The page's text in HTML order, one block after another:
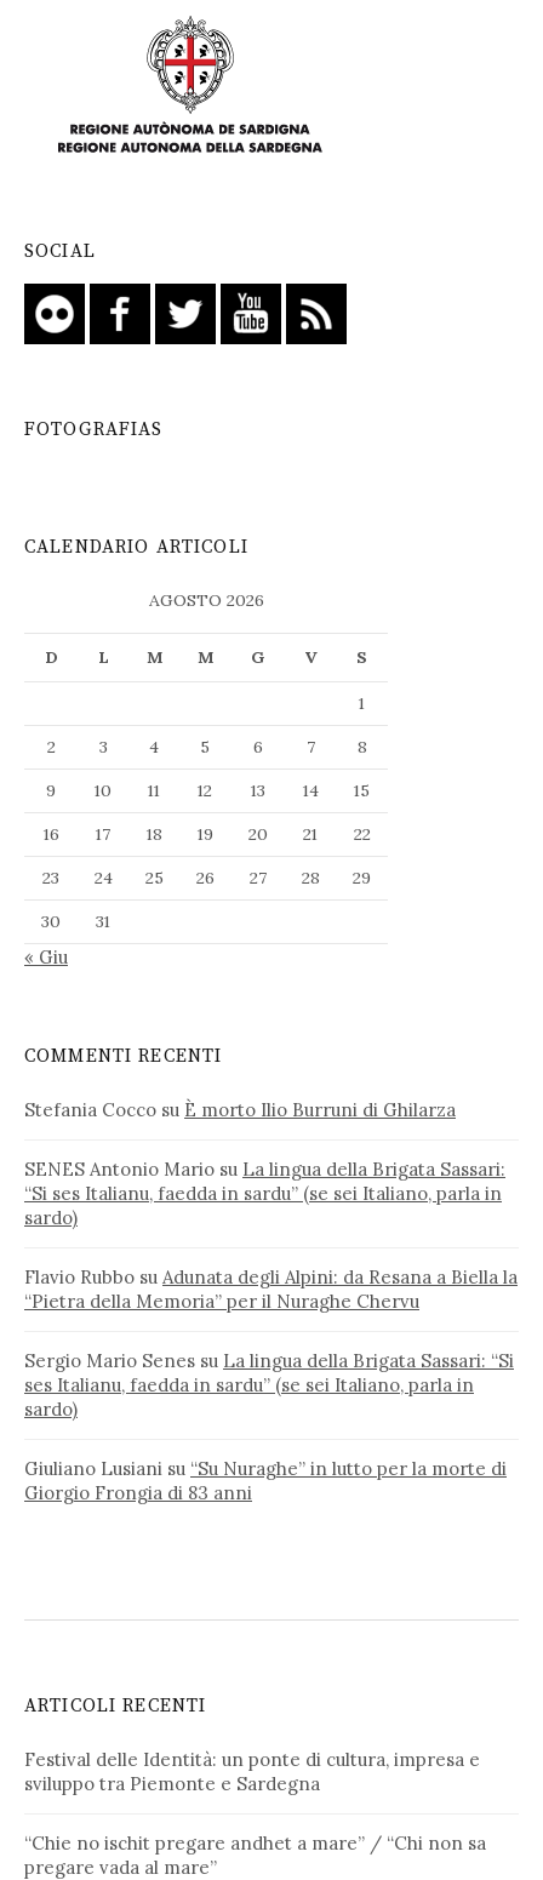
SOCIAL
FOTOGRAFIAS
CALENDARIO ARTICOLI
AGOSTO 2026
D L M M G V S
1
2
3 4 5 6 7
8
9
10 11 12 13 14
15
16
17 18 19 20 21
22
23
24 25 26 27 28
29
30
31
« Giu
COMMENTI RECENTI
Stefania Cocco su È morto Ilio Burruni di Ghilarza
SENES Antonio Mario su La lingua della Brigata Sassari:
“Si ses Italianu, faedda in sardu” (se sei Italiano, parla in
sardo)
Flavio Rubbo su Adunata degli Alpini: da Resana a Biella la
“Pietra della Memoria” per il Nuraghe Chervu
Sergio Mario Senes su La lingua della Brigata Sassari: “Si
ses Italianu, faedda in sardu” (se sei Italiano, parla in
sardo)
Giuliano Lusiani su “Su Nuraghe” in lutto per la morte di
Giorgio Frongia di 83 anni
ARTICOLI RECENTI
Festival delle Identità: un ponte di cultura, impresa e
sviluppo tra Piemonte e Sardegna
“Chie no ischit pregare andhet a mare” / “Chi non sa
pregare vada al mare”